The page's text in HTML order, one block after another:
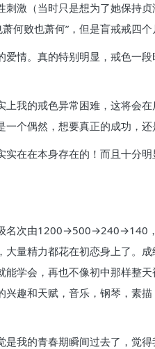
激（当时只是想为了她保持
何败也萧何”，但是盲戒戒四个
情。真的特别明显，戒色一
我的戒色异常困难，这将会
个偶然，想要真正的成功，还
在在本身存在的！而且十分
名次由1200→500→240→140
量精力都花在初恋身上了。
学会，再也不像初中那样整
趣和天赋，音乐，钢琴，素
我的青春期瞬间过去了，觉